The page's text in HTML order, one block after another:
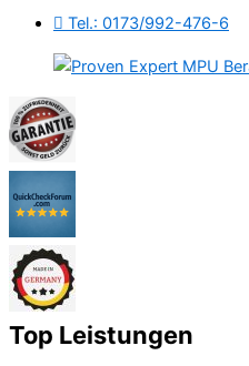
Tel.: 0173/992-476-6
Top Leistungen